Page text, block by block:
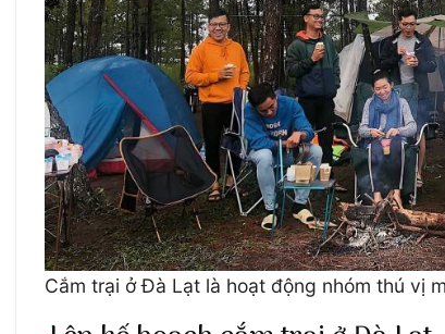
Cắm trại ở Đà Lạt là hoạt động nhóm thú vị